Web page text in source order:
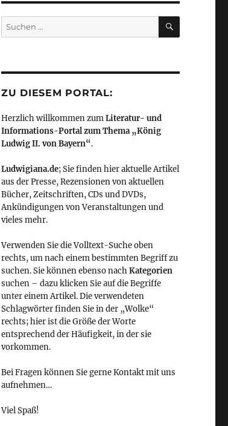
Suchen
nach:
SUCHEN
ZU DIESEM PORTAL:
Herzlich willkommen zumLiteratur- und
Informations-Portal zum Thema „König
Ludwig II. von Bayern“.
Ludwigiana.de; Sie finden hier aktuelle Artikel
aus der Presse, Rezensionen von aktuellen
Bücher, Zeitschriften, CDs und DVDs,
Ankündigungen von Veranstaltungen und
vieles mehr.
Verwenden Sie die Volltext-Suche oben
rechts, um nach einem bestimmten Begriff zu
suchen. Sie können ebenso nachKategorien
suchen – dazu klicken Sie auf die Begriffe
unter einem Artikel. Die verwendeten
Schlagwörter finden Sie in der „Wolke“
rechts; hier ist die Größe der Worte
entsprechend der Häufigkeit, in der sie
vorkommen.
Bei Fragen können Sie gerne Kontakt mit uns
aufnehmen…
Viel Spaß!